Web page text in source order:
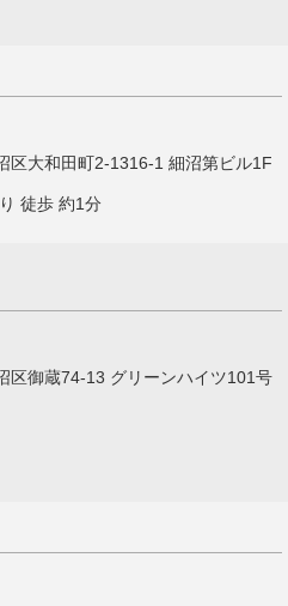
区大和田町2-1316-1 細沼第ビル1F
徒歩 約1分
区御蔵74-13 グリーンハイツ101号